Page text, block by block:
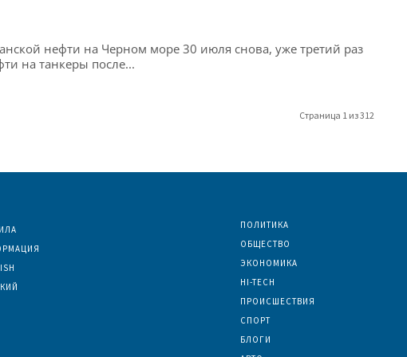
нефти на Черном море 30 июля снова, уже третий раз
на танкеры после...
Страница 1 из 312
ПОЛИТИКА
ОБЩЕСТВО
ЭКОНОМИКА
HI-TECH
ПРОИСШЕСТВИЯ
СПОРТ
БЛОГИ